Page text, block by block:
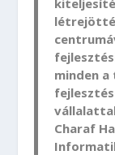
minden a
Charaf